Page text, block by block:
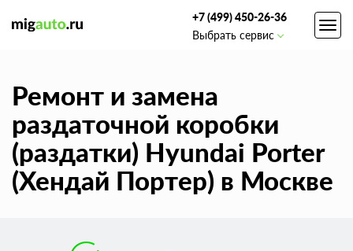
+7 (499) 450-26-36
Выбрать сервис
Ремонт и замена
раздаточной коробки
(раздатки) Hyundai Porter
(Хендай Портер) в Москве